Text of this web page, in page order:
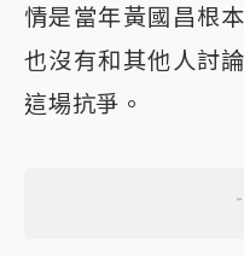
情是當年黃國昌根
也沒有和其他人討
這場抗爭。